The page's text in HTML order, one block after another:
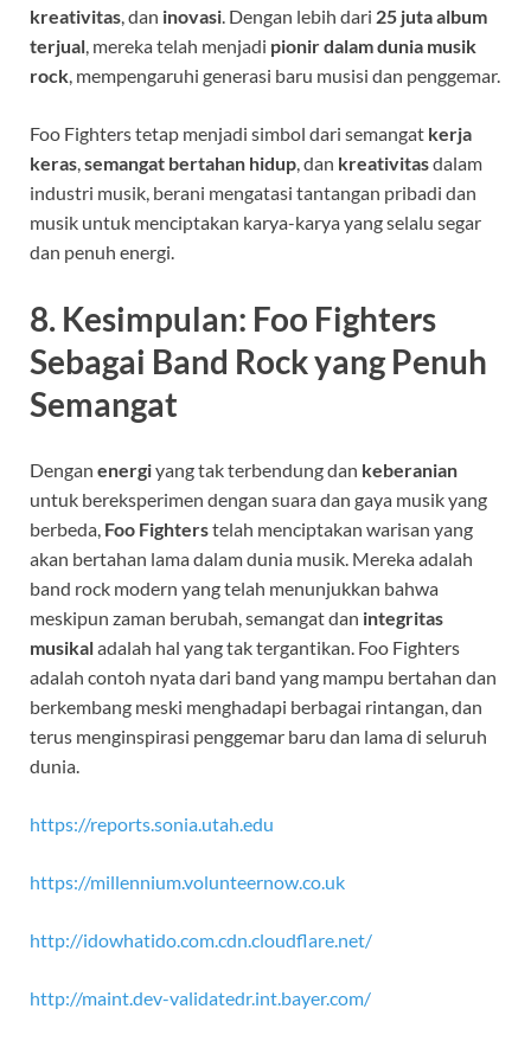
kreativitas, dan inovasi. Dengan lebih dari 25 juta album
terjual, mereka telah menjadi pionir dalam dunia musik
rock, mempengaruhi generasi baru musisi dan penggemar.
Foo Fighters tetap menjadi simbol dari semangat kerja
keras,semangat bertahan hidup, dan kreativitasdalam
industri musik, berani mengatasi tantangan pribadi dan
musik untuk menciptakan karya-karya yang selalu segar
dan penuh energi.
8. Kesimpulan: Foo Fighters
Sebagai Band Rock yang Penuh
Semangat
Dengan energiyang tak terbendung dan keberanian
untuk bereksperimen dengan suara dan gaya musik yang
berbeda, Foo Fighterstelah menciptakan warisan yang
akan bertahan lama dalam dunia musik. Mereka adalah
band rock modern yang telah menunjukkan bahwa
meskipun zaman berubah, semangat dan integritas
musikaladalah hal yang tak tergantikan. Foo Fighters
adalah contoh nyata dari band yang mampu bertahan dan
berkembang meski menghadapi berbagai rintangan, dan
terus menginspirasi penggemar baru dan lama di seluruh
dunia.
https://reports.sonia.utah.edu
https://millennium.volunteernow.co.uk
http://idowhatido.com.cdn.cloudflare.net/
http://maint.dev-validatedr.int.bayer.com/